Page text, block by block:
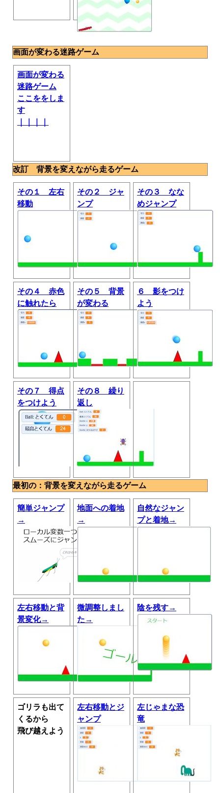
画面が変わる迷路ゲーム
画面が変わる
迷路ゲーム
ここををしま
す
改訂 背景を変えながら走るゲーム
その１ 左右
移動
その２ ジャ
ンプ
その３ なな
めジャンプ
その４ 赤色
に触れたら
その５ 背景
が変わる
６ 影をつけ
よう
その７ 得点
をつけよう
その８ 繰り
返し
最初の：背景を変えながら走るゲーム
簡単ジャンプ
→
地面への着地
→
自然なジャン
プと着地→
左右移動と背
景変化→
微調整しまし
た→
陰を残す→
ゴリラも出て
くるから
飛び越えよう
左右移動とジ
ャンプ
左じゃまな恐
竜